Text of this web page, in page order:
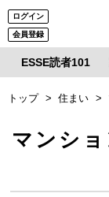
ログイン
会員登録
ESSE読者101
トップ 住まい
マンシ